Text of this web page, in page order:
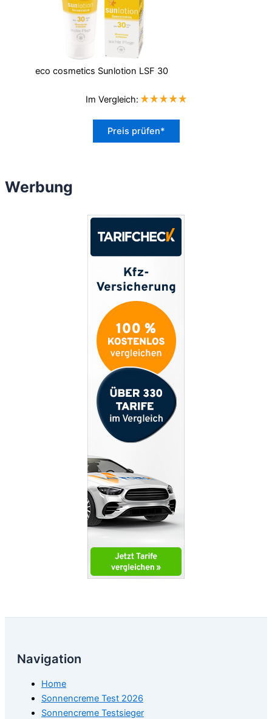
eco cosmetics Sunlotion LSF 30
Im Vergleich:
Preis prüfen*
Werbung
Navigation
Home
Sonnencreme Test 2026
Sonnencreme Testsieger